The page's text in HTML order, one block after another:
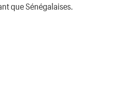
que Sénégalaises.